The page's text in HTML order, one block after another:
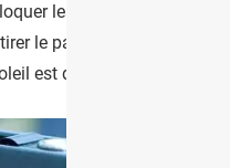
les rayons bas, très
le pare-soleil vers le
est derrière la voiture.